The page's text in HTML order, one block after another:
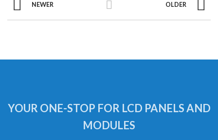
NEWER OLDER
YOUR ONE-STOP FOR LCD PANELS AND
MODULES